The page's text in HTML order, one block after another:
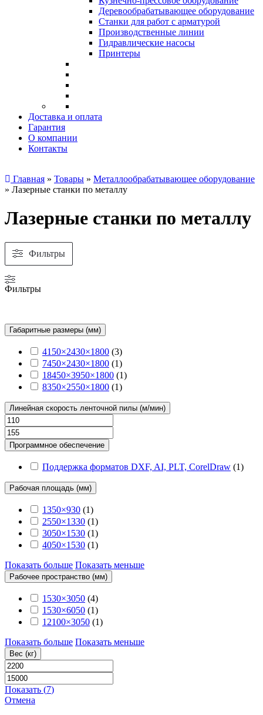
Деревообрабатывающее оборудование
Станки для работ с арматурой
Производственные линии
Гидравлические насосы
Принтеры
Доставка и оплата
Гарантия
О компании
Контакты
Главная » Товары » Металлообрабатывающее оборудование
» Лазерные станки по металлу
Лазерные станки по металлу
Фильтры
Фильтры
Габаритные размеры (мм)
4150×2430×1800 (3)
7450×2430×1800 (1)
18450×3950×1800 (1)
8350×2550×1800 (1)
Линейная скорость ленточной пилы (м/мин)
Программное обеспечение
Поддержка форматов DXF, AI, PLT, CorelDraw (1)
Рабочая площадь (мм)
1350×930 (1)
2550×1330 (1)
3050×1530 (1)
4050×1530 (1)
Показать больше Показать меньше
Рабочее пространство (мм)
1530×3050 (4)
1530×6050 (1)
12100×3050 (1)
Показать больше Показать меньше
Вес (кг)
Показать (7)
Отмена